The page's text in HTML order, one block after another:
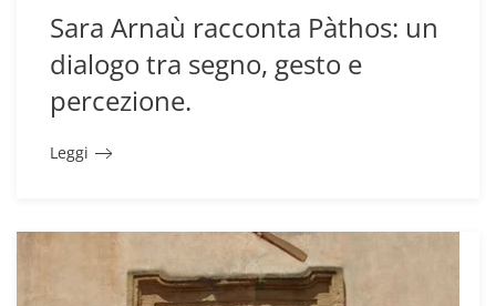
Sara Arnaù racconta Pàthos: un
dialogo tra segno, gesto e
percezione.
Leggi